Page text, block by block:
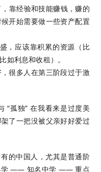
靠经验和技能赚钱，赚的
开始需要做一些资产配置
，应该靠积累的资源（比
如利息和收租）。
很多人在第三阶段过于激
“孤独” 在我看来是过度美
了一把没被父亲好好爱过
的中国人，尤其是普通阶
学 —— 知名中学 —— 重点